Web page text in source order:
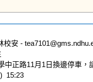
安 -
中正路11月1日換邊停車
日期： 2025-10-31  ( 星期五 )  15:23